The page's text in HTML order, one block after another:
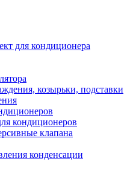
для кондиционера
козырьки, подставки
кондиционеров
клапана
конденсации